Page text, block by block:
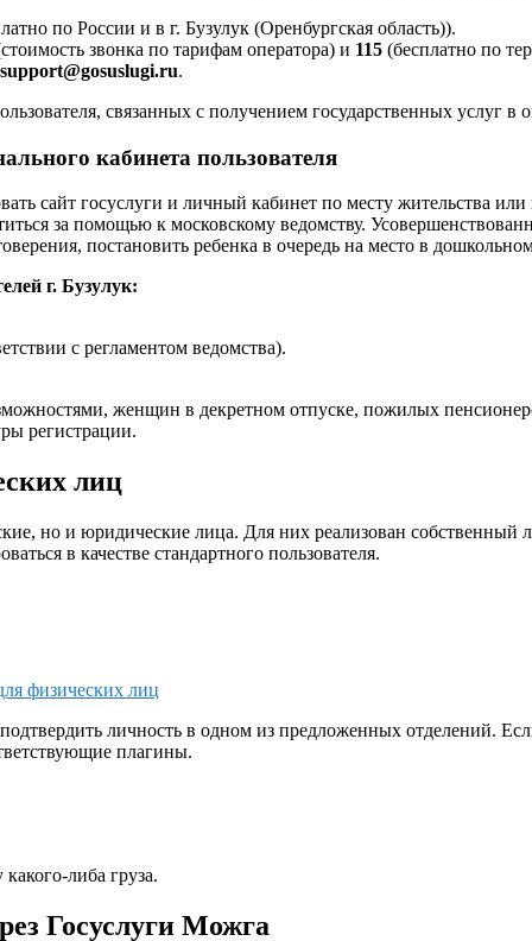
по России и в г. Бузулук (Оренбургская область)).
звонка по тарифам оператора) и 115 (бесплатно по
support@gosuslugi.ru.
связанных с получением государственных услуг в
кабинета пользователя
сайт госуслуги и личный кабинет по месту жительства
за помощью к московскому ведомству.
постановить ребенка в очередь на место в
г. Бузулук:
с регламентом ведомства).
женщин в декретном отпуске, пожилых
регистрации.
лиц
но и юридические лица. Для них реализован
в качестве стандартного пользователя.
физических лиц
личность в одном из предложенных отделений.
плагины.
либа груза.
Госуслуги Можга